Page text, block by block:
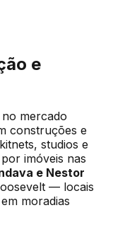
e
mercado
construções e
studios e
imóveis nas
e Nestor
— locais
moradias